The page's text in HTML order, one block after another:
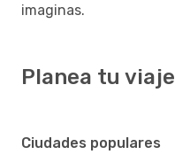
imaginas.
Planea tu viaje
Ciudades populares